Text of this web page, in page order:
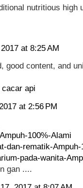
nutritious high
at 8:25 AM
good content, and
api
at 2:56 PM
100%-Alami
dan-rematik-
pada-wanita-
gan ....